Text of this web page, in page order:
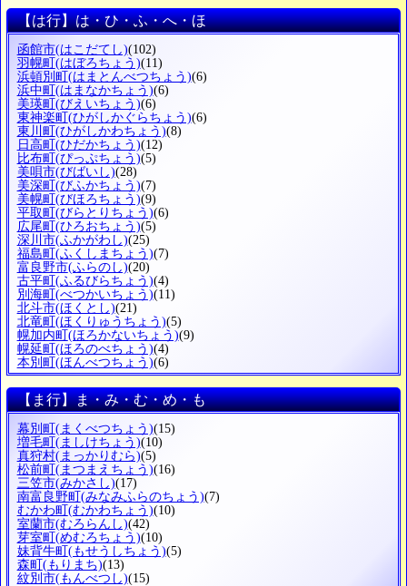
【は行】は・ひ・ふ・へ・ほ
函館市(はこだてし)(102)
羽幌町 (はぼろちょう)(11)
浜頓別町 (はまとんべつちょう)(6)
浜中町 (はまなかちょう)(6)
美瑛町 (びえいちょう)(6)
東神楽町 (ひがしかぐらちょう)(6)
東川町 (ひがしかわちょう)(8)
日高町 (ひだかちょう)(12)
比布町 (ぴっぷちょう)(5)
美唄市(びばいし)(28)
美深町 (びふかちょう)(7)
美幌町 (びほろちょう)(9)
平取町 (びらとりちょう)(6)
広尾町 (ひろおちょう)(5)
深川市(ふかがわし)(25)
福島町 (ふくしまちょう)(7)
富良野市(ふらのし)(20)
古平町 (ふるびらちょう)(4)
別海町 (べつかいちょう)(11)
北斗市(ほくとし)(21)
北竜町 (ほくりゅうちょう)(5)
幌加内町 (ほろかないちょう)(9)
幌延町 (ほろのべちょう)(4)
本別町 (ほんべつちょう)(6)
【ま行】ま・み・む・め・も
幕別町(まくべつちょう)(15)
増毛町(ましけちょう)(10)
真狩村(まっかりむら)(5)
松前町(まつまえちょう)(16)
三笠市(みかさし)(17)
南富良野町(みなみふらのちょう)(7)
むかわ町(むかわちょう)(10)
室蘭市(むろらんし)(42)
芽室町(めむろちょう)(10)
妹背牛町(もせうしちょう)(5)
森町(もりまち)(13)
紋別市(もんべつし)(15)